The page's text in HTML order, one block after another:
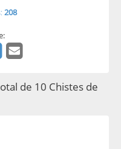
208
de 10 Chistes de